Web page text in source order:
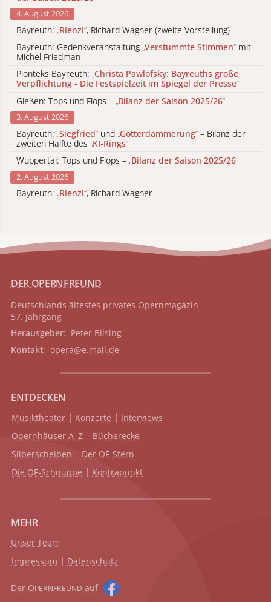
4. August 2026
Bayreuth: „Rienzi“, Richard Wagner (zweite Vorstellung)
Bayreuth: Gedenkveranstaltung „Verstummte Stimmen“ mit
Michel Friedman
Pionteks Bayreuth: „Christa Pawlofsky: Bayreuths große
Verpflichtung - Die Festspielzeit im Spiegel der Presse“
Gießen: Tops und Flops – „Bilanz der Saison 2025/26“
3. August 2026
Bayreuth: „Siegfried“ und „Götterdämmerung“ – Bilanz der
zweiten Hälfte des „KI-Rings“
Wuppertal: Tops und Flops – „Bilanz der Saison 2025/26“
2. August 2026
Bayreuth: „Rienzi“, Richard Wagner
DER OPERNFREUND
Deutschlands ältestes privates Opernmagazin
57. Jahrgang
Herausgeber: Peter Bilsing
Kontakt: opera@e.mail.de
ENTDECKEN
Musiktheater Konzerte
Interviews
Opernhäuser A–Z
Bücherecke
Silberscheiben
Der OF-Stern
Die OF-Schnuppe
Kontrapunkt
MEHR
Unser Team
Impressum
Datenschutz
Der OPERNFREUND auf